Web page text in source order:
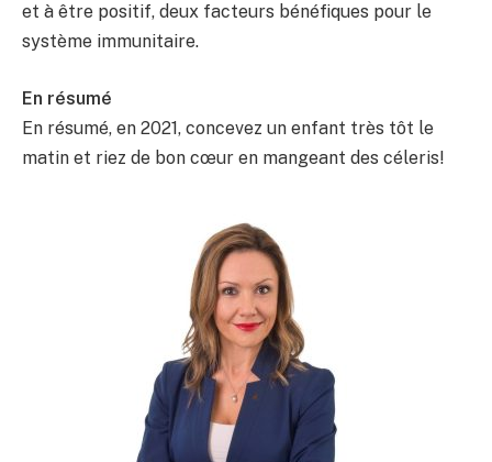
et à être positif, deux facteurs bénéfiques pour le
système immunitaire.
En résumé
En résumé, en 2021, concevez un enfant très tôt le
matin et riez de bon cœur en mangeant des céleris!